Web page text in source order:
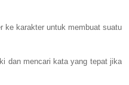
ke karakter untuk membuat suatu
dan mencari kata yang tepat jika